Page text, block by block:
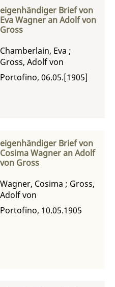
eigenhändiger Brief von
Eva Wagner an Adolf von
Gross
Chamberlain, Eva ;
Gross, Adolf von
Portofino, 06.05.[1905]
eigenhändiger Brief von
Cosima Wagner an Adolf
von Gross
Wagner, Cosima ; Gross,
Adolf von
Portofino, 10.05.1905